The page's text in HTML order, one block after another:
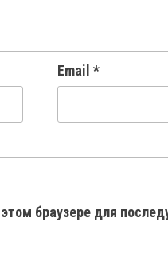
Email *
браузере для